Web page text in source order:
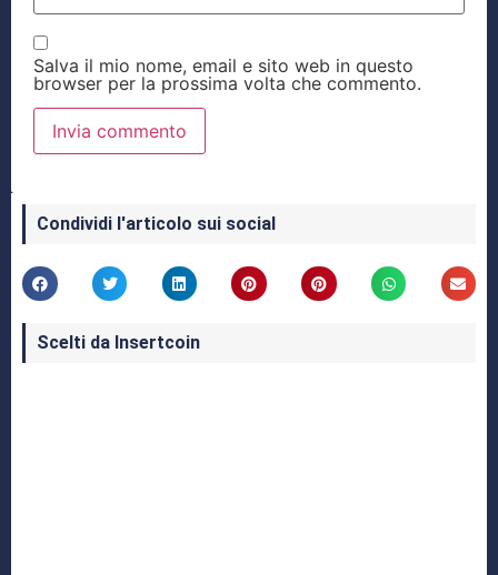
Salva il mio nome, email e sito web in questo
browser per la prossima volta che commento.
Condividi l'articolo sui social
Scelti da Insertcoin